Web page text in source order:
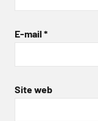
E-mail *
Site web